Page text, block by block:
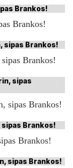
Brankos!
Brankos!
sipas Brankos!
Brankos!